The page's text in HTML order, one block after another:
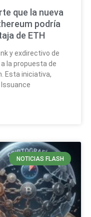
que la nueva
podría
de ETH
y exdirectivo de
la propuesta de
Esta iniciativa,
NOTICIAS FLASH